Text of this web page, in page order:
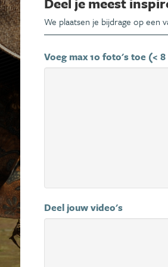
We plaatsen je bijdrage op een
Voeg max 10 foto's toe (<
Deel jouw video's